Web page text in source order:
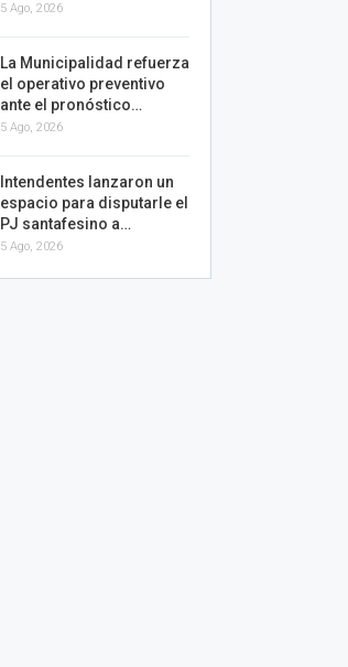
5 Ago, 2026
La Municipalidad refuerza
el operativo preventivo
ante el pronóstico…
5 Ago, 2026
Intendentes lanzaron un
espacio para disputarle el
PJ santafesino a…
5 Ago, 2026